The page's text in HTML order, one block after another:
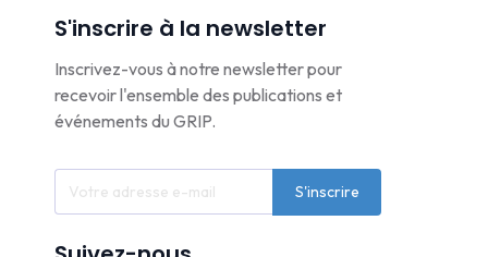
S'inscrire à la newsletter
Inscrivez-vous à notre newsletter pour
recevoir l'ensemble des publications et
événements du GRIP.
S'inscrire